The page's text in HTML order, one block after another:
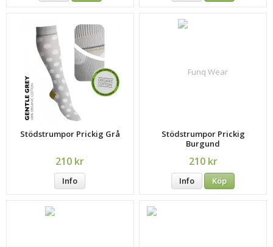
Stödstrumpor Prickig Grå
210 kr
Info
Stödstrumpor Prickig
Burgund
210 kr
Info Köp